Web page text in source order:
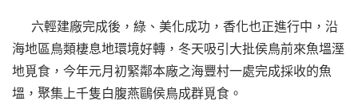
六輕建廠完成後，綠、美化成功，香化也正進行中，沿
海地區鳥類棲息地環境好轉，冬天吸引大批侯鳥前來魚塭溼
地覓食，今年元月初緊鄰本廠之海豐村一處完成採收的魚
塭，聚集上千隻白腹燕鷗侯鳥成群覓食。